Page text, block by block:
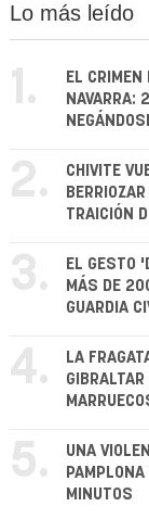
Lo más leído
1.
EL CRIMEN
NAVARRA:
2.
CHIVITE
TRAICIÓN
3.
EL GESTO
MÁS DE
GUARDIA
4.
LA
5.
UNA
MINUTOS